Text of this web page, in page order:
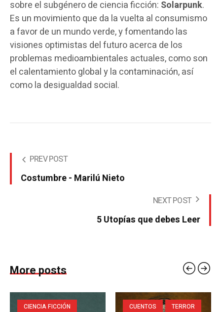
sobre el subgénero de ciencia ficción: Solarpunk.
Es un movimiento que da la vuelta al consumismo
a favor de un mundo verde, y fomentando las
visiones optimistas del futuro acerca de los
problemas medioambientales actuales, como son
el calentamiento global y la contaminación, así
como la desigualdad social.
PREV POST
Costumbre - Marilú Nieto
NEXT POST
5 Utopías que debes Leer
More posts
CIENCIA FICCIÓN
CUENTOS TERROR